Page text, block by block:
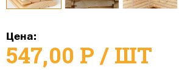
Цена:
547,00 Р / ШТ